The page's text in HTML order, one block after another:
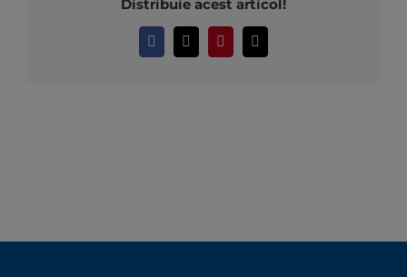
Distribuie acest articol!
Facebook
X Pinterest
E-
mail: